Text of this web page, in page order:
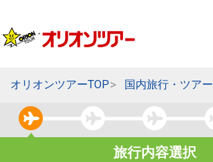
オリオンツアーTOP 国内旅行・ツアー
旅行内容選択